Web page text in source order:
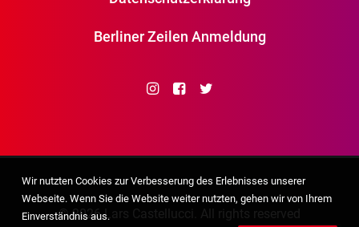
Berliner Zeilen Anmeldung
© 2026 Lars Castellucci. All rights reserved
Wir nutzten Cookies zur Verbesserung des Erlebnisses unserer
Webseite. Wenn Sie die Website weiter nutzten, gehen wir von Ihrem
Einverständnis aus.